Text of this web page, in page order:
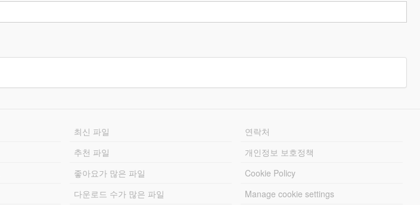
최신 파일
추천 파일
좋아요가 많은 파일
다운로드 수가 많은 파일
연락처
개인정보 보호정책
Cookie Policy
Manage cookie settings